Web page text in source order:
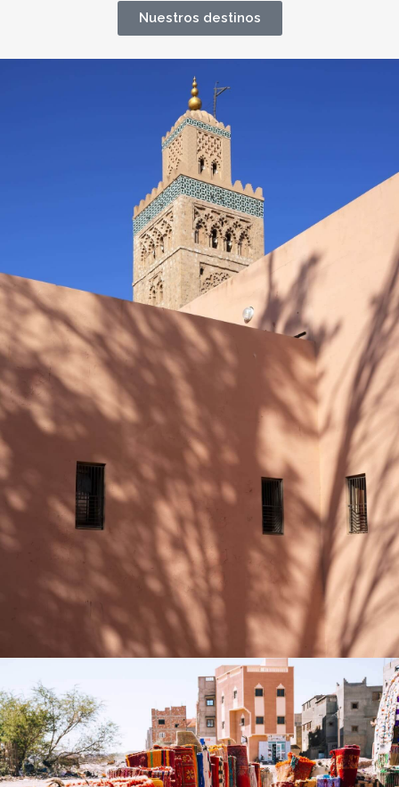
Nuestros destinos